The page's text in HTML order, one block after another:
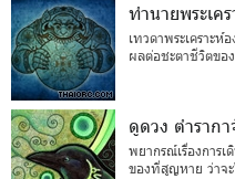
ทำนายพระเค
เทวดาพระเคราะห์
ผลต่อชะตาชีวิตขอ
ดูดวง ตำราก
พยากรณ์เรื่องการเ
ของที่สูญหาย ว่าจ